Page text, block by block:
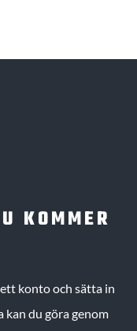
KOMMER
konto och sätta in
du göra genom